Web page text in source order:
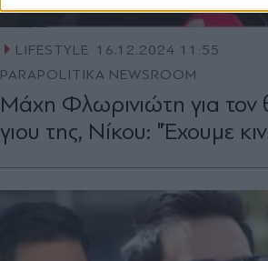
LIFESTYLE 16.12.2024 11:55
PARAPOLITIKA NEWSROOM
Μάχη Φλωρινιώτη για τον
γιου της, Νίκου: "Έχουμε